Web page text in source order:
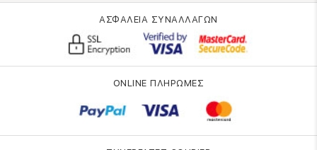
ΑΣΦΑΛΕΙΑ ΣΥΝΑΛΛΑΓΩΝ
ONLINE ΠΛΗΡΩΜΕΣ